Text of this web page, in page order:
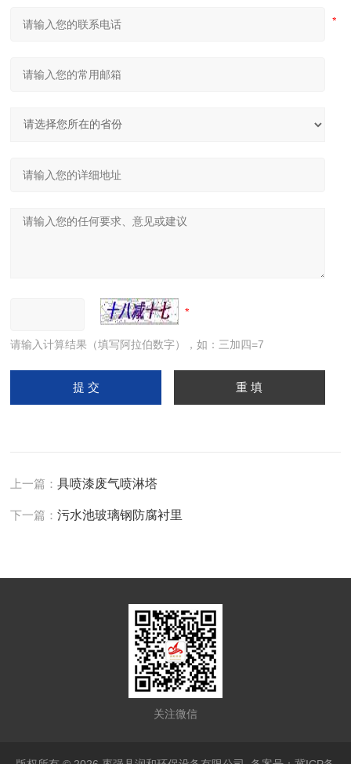
请输入计算结果（填写阿拉伯数字），如：三加四=7
上一篇：具喷漆废气喷淋塔
下一篇：污水池玻璃钢防腐衬里
关注微信